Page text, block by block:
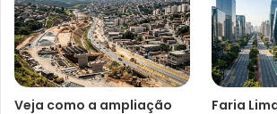
Veja como a ampliação
Faria